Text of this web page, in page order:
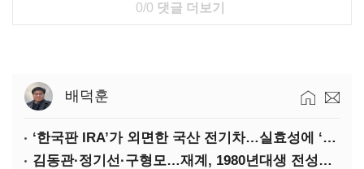
0/0 댓글 더보기
배덕훈
‘한국판 IRA’가 외면한 국산 전기차…실효성에 ‘의문’
김동관·정기선·구형모…재계, 1980년대생 전성시대